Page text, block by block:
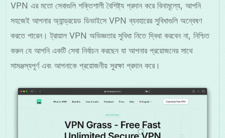
VPN এর মতো সেবাগুলি শক্তিশালী বৈশিষ্ট্য প্রদান করে বিনামূল্যে, আপনি
সহজেই আপনার অ্যান্ড্রয়েড ডিভাইসে VPN ব্যবহারের সুবিধাগুলি অন্বেষণ
করতে পারেন। ট্রায়াল VPN অভিজ্ঞতার সুবিধা নিতে দ্বিধা করবেন না, নিশ্চিত
করুন যে আপনি একটি সেবা নির্বাচন করছেন যা আপনার প্রয়োজনের সাথে
সামঞ্জস্যপূর্ণ এবং আপনাকে প্রয়োজনীয় সুরক্ষা প্রদান করে।